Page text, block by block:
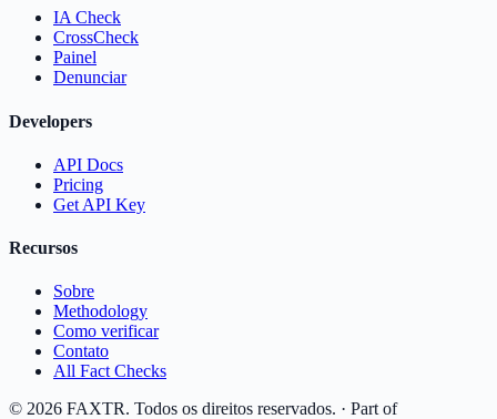
IA Check
CrossCheck
Painel
Denunciar
Developers
API Docs
Pricing
Get API Key
Recursos
Sobre
Methodology
Como verificar
Contato
All Fact Checks
© 2026 FAXTR. Todos os direitos reservados. · Part of